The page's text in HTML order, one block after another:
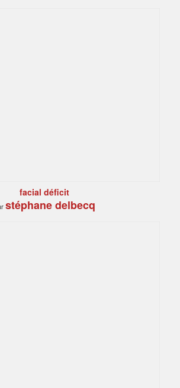
facial déficit
stéphane delbecq